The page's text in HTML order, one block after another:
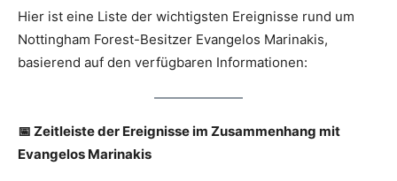
Hier ist eine Liste der wichtigsten Ereignisse rund um
Nottingham Forest-Besitzer Evangelos Marinakis,
basierend auf den verfügbaren Informationen:
📅 Zeitleiste der Ereignisse im Zusammenhang mit
Evangelos Marinakis